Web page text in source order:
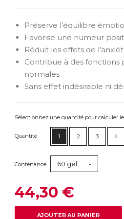
Préserve l’équilibre
Favorise une humeur
Réduit les effets de
Contribue à des fonctions
normales
Sans effet indésirable ni
Sélectionnez une quantité pour calculer
Quantité 1 2 3 4
Contenance 60 gél.
44,30 €
AJOUTER AU PANIER